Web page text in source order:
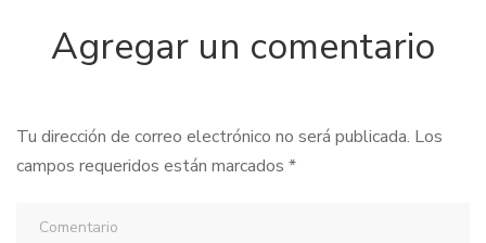
Agregar un comentario
Tu dirección de correo electrónico no será publicada. Los
campos requeridos están marcados *